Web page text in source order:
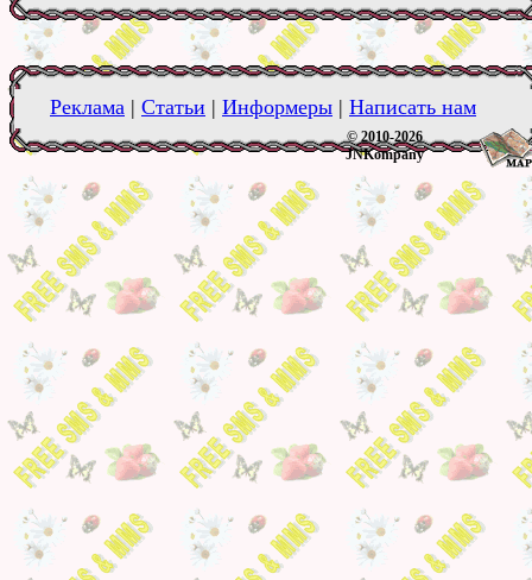
Реклама | Статьи | Информеры | Написать нам
© 2010-2026
JNKompany